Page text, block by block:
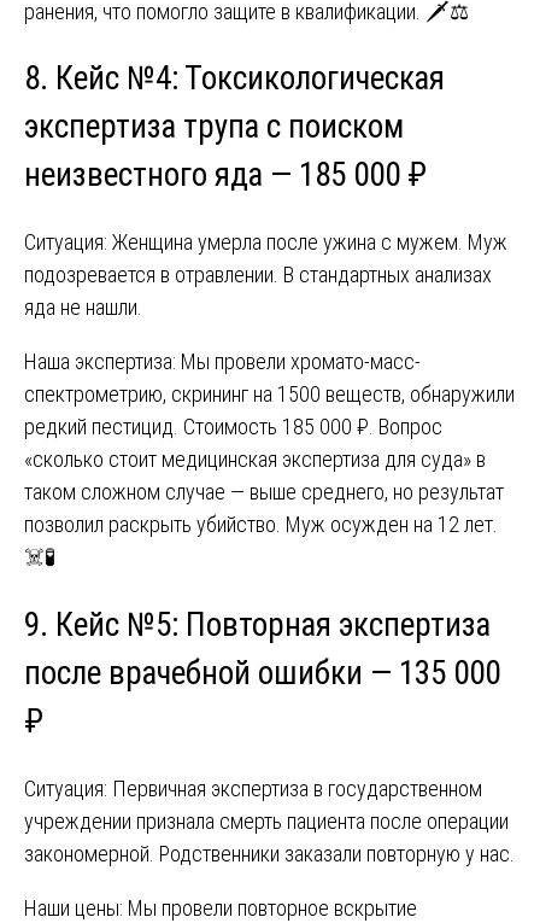
ранения, что помогло защите в квалификации. 🗡️⚖️
8. Кейс №4: Токсикологическая
экспертиза трупа с поиском
неизвестного яда — 185 000 ₽
Ситуация: Женщина умерла после ужина с мужем. Муж
подозревается в отравлении. В стандартных анализах
яда не нашли.
Наша экспертиза: Мы провели хромато-масс-
спектрометрию, скрининг на 1500 веществ, обнаружили
редкий пестицид. Стоимость 185 000 ₽. Вопрос
«сколько стоит медицинская экспертиза для суда» в
таком сложном случае — выше среднего, но результат
позволил раскрыть убийство. Муж осужден на 12 лет.
☠️🧪
9. Кейс №5: Повторная экспертиза
после врачебной ошибки — 135 000
₽
Ситуация: Первичная экспертиза в государственном
учреждении признала смерть пациента после операции
закономерной. Родственники заказали повторную у нас.
Наши цены: Мы провели повторное вскрытие